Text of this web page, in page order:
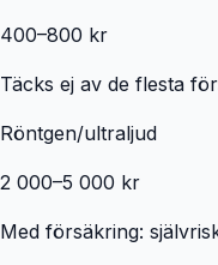
400–800 kr
Täcks ej av de flesta
Röntgen/ultraljud
2 000–5 000 kr
Med försäkring: